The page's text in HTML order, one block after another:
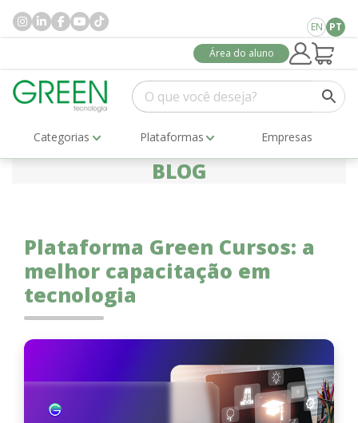
EN PT
Área do aluno
Categorias Plataformas Empresas
BLOG
Plataforma Green Cursos: a
melhor capacitação em
tecnologia